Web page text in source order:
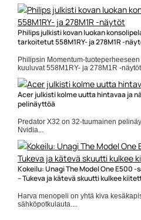
Elokuvauutiset
Philips julkisti kovan luokan
tarkoitetut 558M1RY- ja 278M1R -
Philipsin Momentum-tuoteperheeseen
kuuluvat 558M1RY- ja 278M1R -
pelinäytöt
Acer julkisti kolme uutta hintavaa ja
pelinäyttöä
Predator X32 on 32-tuumainen
Nvidia...
Acer
Kokeilu: Unagi The Model One E500
– Tukeva ja kätevä skuutti kulkee
Harva menopeli on yhtä kiva
sähköpotkulauta....